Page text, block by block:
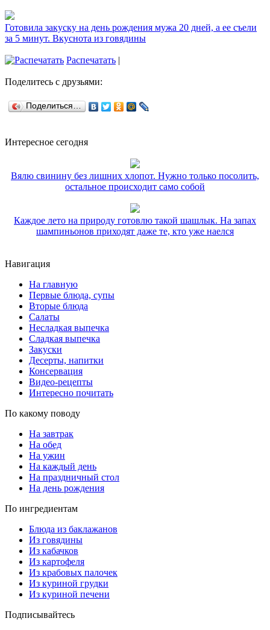
Готовила закуску на день рождения мужа 20 дней, а ее съели
за 5 минут. Вкуснота из говядины
Распечатать |
Поделитесь с друзьями:
Поделиться…
Интересное сегодня
Вялю свинину без лишних хлопот. Нужно только посолить,
остальное происходит само собой
Каждое лето на природу готовлю такой шашлык. На запах
шампиньонов приходят даже те, кто уже наелся
Навигация
На главную
Первые блюда, супы
Вторые блюда
Салаты
Несладкая выпечка
Сладкая выпечка
Закуски
Десерты, напитки
Консервация
Видео-рецепты
Интересно почитать
По какому поводу
На завтрак
На обед
На ужин
На каждый день
На праздничный стол
На день рождения
По ингредиентам
Блюда из баклажанов
Из говядины
Из кабачков
Из картофеля
Из крабовых палочек
Из куриной грудки
Из куриной печени
Подписывайтесь